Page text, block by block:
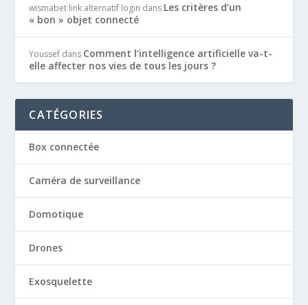
wismabet link alternatif login dans Les critères d’un
« bon » objet connecté
Youssef dans Comment l’intelligence artificielle va-t-
elle affecter nos vies de tous les jours ?
CATÉGORIES
Box connectée
Caméra de surveillance
Domotique
Drones
Exosquelette